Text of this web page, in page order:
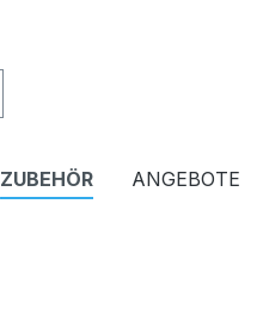
ZUBEHÖR ANGEBOTE